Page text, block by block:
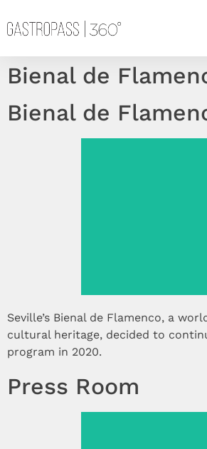
Bienal de
Bienal de
Seville’s Bienal de Flamenco, a
cultural heritage, decided to
program in 2020.
Press Room